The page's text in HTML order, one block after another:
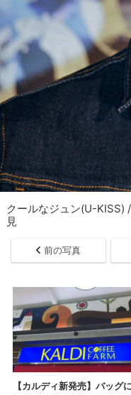
クールなジュン(U-KISS)
見
前の写真